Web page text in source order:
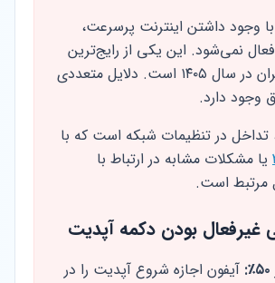
وجود داشتن اینترنت پرسرعت،
نمی‌شود. این یکی از رایج‌ترین
مشکلات کاربران در سال ۱۴۰۵ است. دلایل متعددی
وجود دارد.
تداخل در تنظیمات شبکه است که با
یا مشکلات مشابه در ارتباط با
مرتبط است.
غیرفعال بودن دکمه آپدیت
آیفون اجازه شروع آپدیت را در